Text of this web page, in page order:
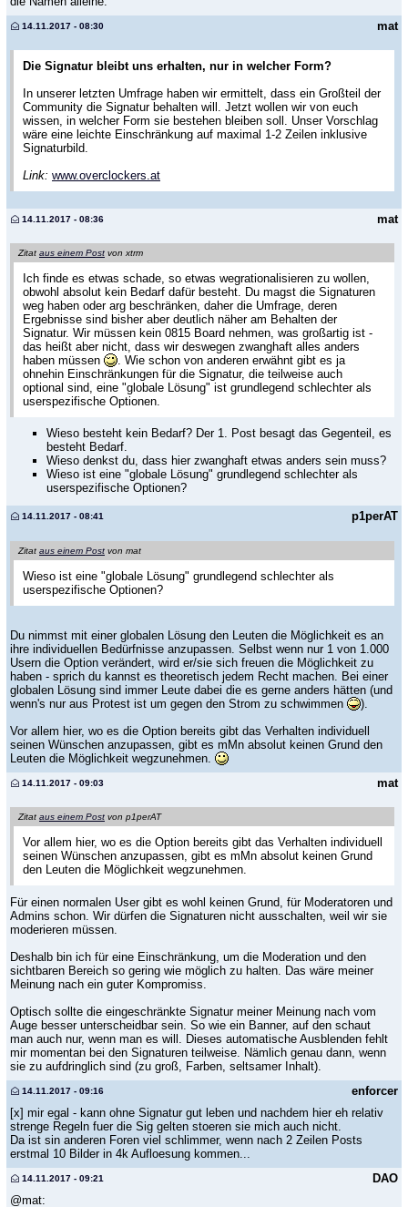
mat
14.11.2017 - 08:30
Die Signatur bleibt uns erhalten, nur in welcher Form?
In unserer letzten Umfrage haben wir ermittelt, dass ein Großteil der
Community die Signatur behalten will. Jetzt wollen wir von euch
wissen, in welcher Form sie bestehen bleiben soll. Unser Vorschlag
wäre eine leichte Einschränkung auf maximal 1-2 Zeilen inklusive
Signaturbild.
Link: www.overclockers.at
mat
14.11.2017 - 08:36
Zitat aus einem Post von xtrm
Ich finde es etwas schade, so etwas wegrationalisieren zu wollen,
obwohl absolut kein Bedarf dafür besteht. Du magst die Signaturen
weg haben oder arg beschränken, daher die Umfrage, deren
Ergebnisse sind bisher aber deutlich näher am Behalten der
Signatur. Wir müssen kein 0815 Board nehmen, was großartig ist -
das heißt aber nicht, dass wir deswegen zwanghaft alles anders
haben müssen
. Wie schon von anderen erwähnt gibt es ja
ohnehin Einschränkungen für die Signatur, die teilweise auch
optional sind, eine "globale Lösung" ist grundlegend schlechter als
userspezifische Optionen.
Wieso besteht kein Bedarf? Der 1. Post besagt das Gegenteil, es
besteht Bedarf.
Wieso denkst du, dass hier zwanghaft etwas anders sein muss?
Wieso ist eine "globale Lösung" grundlegend schlechter als
userspezifische Optionen?
p1perAT
14.11.2017 - 08:41
Zitat aus einem Post von mat
Wieso ist eine "globale Lösung" grundlegend schlechter als
userspezifische Optionen?
Du nimmst mit einer globalen Lösung den Leuten die Möglichkeit es an
ihre individuellen Bedürfnisse anzupassen. Selbst wenn nur 1 von 1.000
Usern die Option verändert, wird er/sie sich freuen die Möglichkeit zu
haben - sprich du kannst es theoretisch jedem Recht machen. Bei einer
globalen Lösung sind immer Leute dabei die es gerne anders hätten (und
wenn's nur aus Protest ist um gegen den Strom zu schwimmen
).
Vor allem hier, wo es die Option bereits gibt das Verhalten individuell
seinen Wünschen anzupassen, gibt es mMn absolut keinen Grund den
Leuten die Möglichkeit wegzunehmen.
mat
14.11.2017 - 09:03
Zitat aus einem Post von p1perAT
Vor allem hier, wo es die Option bereits gibt das Verhalten individuell
seinen Wünschen anzupassen, gibt es mMn absolut keinen Grund
den Leuten die Möglichkeit wegzunehmen.
Für einen normalen User gibt es wohl keinen Grund, für Moderatoren und
Admins schon. Wir dürfen die Signaturen nicht ausschalten, weil wir sie
moderieren müssen.
Deshalb bin ich für eine Einschränkung, um die Moderation und den
sichtbaren Bereich so gering wie möglich zu halten. Das wäre meiner
Meinung nach ein guter Kompromiss.
Optisch sollte die eingeschränkte Signatur meiner Meinung nach vom
Auge besser unterscheidbar sein. So wie ein Banner, auf den schaut
man auch nur, wenn man es will. Dieses automatische Ausblenden fehlt
mir momentan bei den Signaturen teilweise. Nämlich genau dann, wenn
sie zu aufdringlich sind (zu groß, Farben, seltsamer Inhalt).
enforcer
14.11.2017 - 09:16
[x] mir egal - kann ohne Signatur gut leben und nachdem hier eh relativ
strenge Regeln fuer die Sig gelten stoeren sie mich auch nicht.
Da ist sin anderen Foren viel schlimmer, wenn nach 2 Zeilen Posts
erstmal 10 Bilder in 4k Aufloesung kommen...
DAO
14.11.2017 - 09:21
@mat: